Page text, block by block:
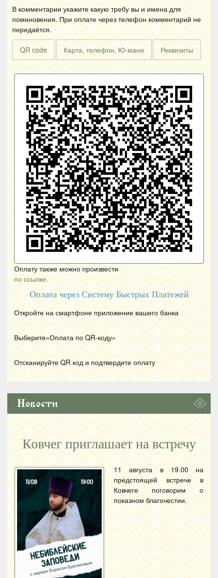
В комментарии укажите какую требу вы и имена для
поминовения. При оплате через телефон комментарий не
передаётся.
QR code Карта, телефон, Ю-мани Реквизиты
Оплату также можно произвести
по ссылке.
Оплата через Систему Быстрых Платежей
Откройте на смартфоне приложение вашего банка
Выберите«Оплата по QR-коду»
Отсканируйте QR код и подтвердите оплату
Новости
Ковчег приглашает на встречу
11 августа в 19.00 на
предстоящей встрече в
Ковчеге поговорим о
показном благочестии.